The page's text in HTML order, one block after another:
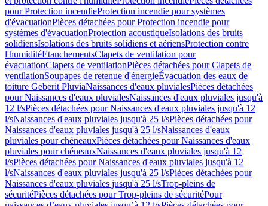
pour Protection incendieProtection incendie pour systèmes
d'évacuationPièces détachées pour Protection incendie pour
systèmes d'évacuationProtection acoustiqueIsolations des bruits
solidiensIsolations des bruits solidiens et aériensProtection contre
l'humiditéEtanchementsClapets de ventilation pour
évacuationClapets de ventilationPièces détachées pour Clapets de
ventilationSoupapes de retenue d'énergieÉvacuation des eaux de
toiture Geberit PluviaNaissances d'eaux pluvialesPièces détachées
pour Naissances d'eaux pluvialesNaissances d'eaux pluviales jusqu'à
12 l/sPièces détachées pour Naissances d'eaux pluviales jusqu'à 12
l/sNaissances d'eaux pluviales jusqu'à 25 l/sPièces détachées pour
Naissances d'eaux pluviales jusqu'à 25 l/sNaissances d'eaux
pluviales pour chéneauxPièces détachées pour Naissances d'eaux
pluviales pour chéneauxNaissances d'eaux pluviales jusqu'à 12
l/sPièces détachées pour Naissances d'eaux pluviales jusqu'à 12
l/sNaissances d'eaux pluviales jusqu'à 25 l/sPièces détachées pour
Naissances d'eaux pluviales jusqu'à 25 l/sTrop-pleins de
sécuritéPièces détachées pour Trop-pleins de sécuritéPour